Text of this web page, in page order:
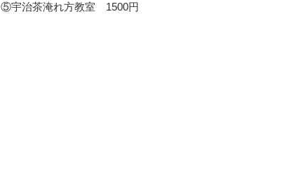
⑤宇治茶淹れ方教室 1500円